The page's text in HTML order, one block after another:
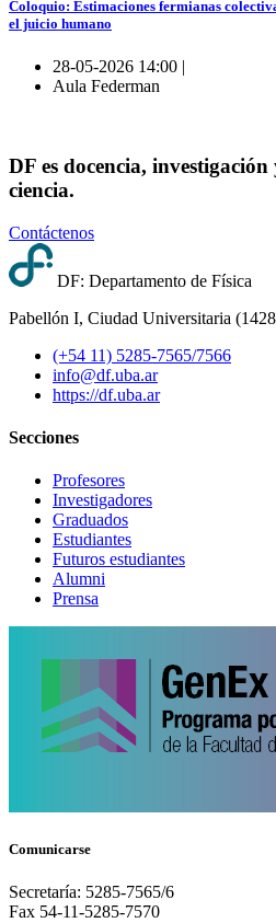
Coloquio: Estimaciones fermianas
el juicio humano
28-05-2026 14:00 |
Aula Federman
DF es docencia,
ciencia.
Contáctenos
DF: Departamento de Física
Pabellón I, Ciudad Universitaria
(+54 11) 5285-7565/7566
info@df.uba.ar
https://df.uba.ar
Secciones
Profesores
Investigadores
Graduados
Estudiantes
Futuros estudiantes
Alumni
Prensa
Comunicarse
Secretaría: 5285-7565/6
Fax 54-11-5285-7570